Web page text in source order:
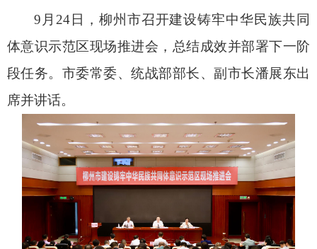
9月24日，柳州市召开建设铸牢中华民族共同
体意识示范区现场推进会，总结成效并部署下一阶
段任务。市委常委、统战部部长、副市长潘展东出
席并讲话。